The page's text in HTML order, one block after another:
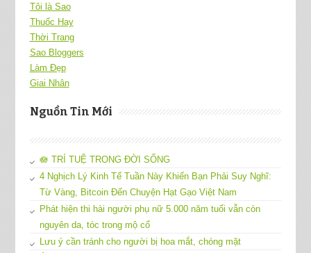
Tôi là Sao
Thuốc Hay
Thời Trang
Sao Bloggers
Làm Đẹp
Giai Nhân
Nguồn Tin Mới
🪷 TRÍ TUỆ TRONG ĐỜI SỐNG
4 Nghịch Lý Kinh Tế Tuần Này Khiến Bạn Phải Suy Nghĩ:
Từ Vàng, Bitcoin Đến Chuyện Hạt Gạo Việt Nam
Phát hiện thi hài người phụ nữ 5.000 năm tuổi vẫn còn
nguyên da, tóc trong mộ cổ
Lưu ý cần tránh cho người bị hoa mắt, chóng mặt